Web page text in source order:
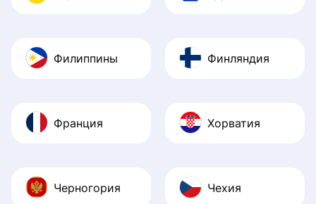
Филиппины Финляндия
Франция Хорватия
Черногория Чехия